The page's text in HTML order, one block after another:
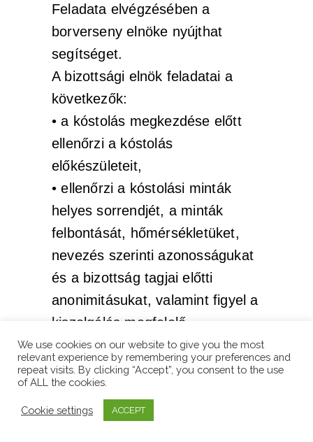
Feladata elvégzésében a
borverseny elnöke nyújthat
segítséget.
A bizottsági elnök feladatai a
következők:
• a kóstolás megkezdése előtt
ellenőrzi a kóstolás
előkészületeit,
• ellenőrzi a kóstolási minták
helyes sorrendjét, a minták
felbontását, hőmérsékletüket,
nevezés szerinti azonosságukat
és a bizottság tagjai előtti
anonimitásukat, valamint figyel a
kiszolgálás megfelelő
színvonalára,
• ellenőrzi a technikai titkárság
munkáját: tájékoztatja a titkárság
tagjait a kóstolásra érkező
We use cookies on our website to give you the most
relevant experience by remembering your preferences and
repeat visits. By clicking “Accept”, you consent to the use
of ALL the cookies.
Cookie settings ACCEPT